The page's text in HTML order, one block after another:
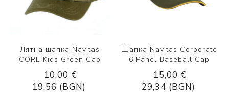
Лятна шапка Navitas
CORE Kids Green Cap
10,00 €
19,56 (BGN)
Шапка Navitas Corporate
6 Panel Baseball Cap
15,00 €
29,34 (BGN)